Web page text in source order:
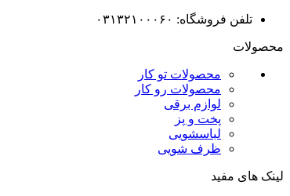
تلفن فروشگاه: ۰۳۱۳۲۱۰۰۰۶۰
محصولات
محصولات تو کار
محصولات رو کار
لوازم برقی
پخت و پز
لباسشویی
ظرف شویی
لینک های مفید